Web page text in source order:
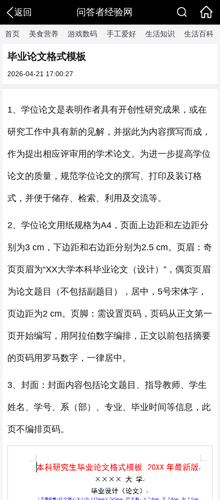
返回 问答者经验网
首页 美食营养 游戏数码 手工爱好 生活知识 生活百科
毕业论文格式模板
2026-04-21 17:00:27
1、学位论文是表明作者具有开创性研究成果，或在
研究工作中具有新的见解，并据此为内容撰写而成，
作为提出相应评审用的学术论文。为进一步提高学位
论文的质量，规范学位论文的撰写、打印及装订格
式，并便于储存、检索、利用及交流等。
2、学位论文用纸规格为A4，页面上边距和左边距分
别为3 cm，下边距和右边距分别为2.5 cm。页眉：奇
页页眉为“XX大学本科毕业论文（设计）”，偶页页眉
为论文题目（不包括副题目），居中，5号宋体字，
页边距为2 cm。页脚：需设置页码，页码从正文第一
页开始编写，用阿拉伯数字编排，正文以前包括摘要
的页码用罗马数字，一律居中。
3、封面：封面内容包括论文题目、指导教师、学生
姓名、学号、系（部）、专业、毕业时间等信息，此
页不编排页码。